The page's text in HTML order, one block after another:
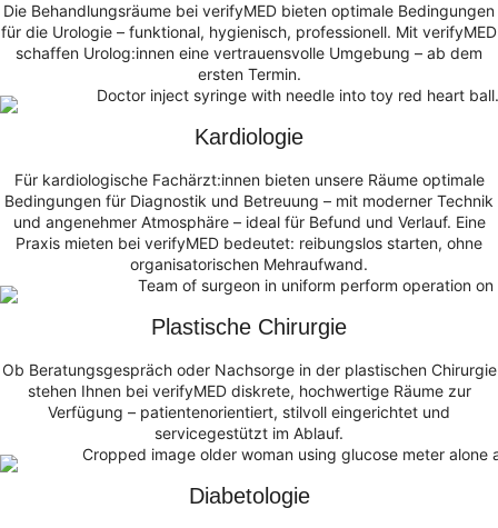
Die Behandlungsräume bei verifyMED bieten optimale Bedingungen
für die Urologie – funktional, hygienisch, professionell. Mit verifyMED
schaffen Urolog:innen eine vertrauensvolle Umgebung – ab dem
ersten Termin.
Kardiologie
Für kardiologische Fachärzt:innen bieten unsere Räume optimale
Bedingungen für Diagnostik und Betreuung – mit moderner Technik
und angenehmer Atmosphäre – ideal für Befund und Verlauf. Eine
Praxis mieten bei verifyMED bedeutet: reibungslos starten, ohne
organisatorischen Mehraufwand.
Plastische Chirurgie
Ob Beratungsgespräch oder Nachsorge in der plastischen Chirurgie
stehen Ihnen bei verifyMED diskrete, hochwertige Räume zur
Verfügung – patientenorientiert, stilvoll eingerichtet und
servicegestützt im Ablauf.
Diabetologie